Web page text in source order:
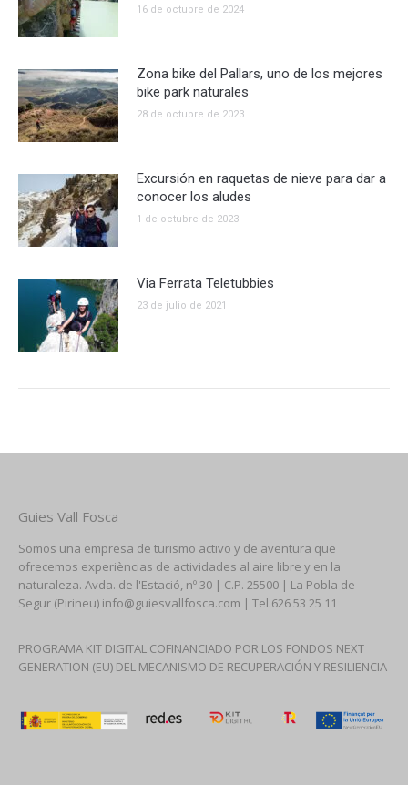
16 de octubre de 2024
Zona bike del Pallars, uno de los mejores
bike park naturales
28 de octubre de 2023
Excursión en raquetas de nieve para dar a
conocer los aludes
1 de octubre de 2023
Via Ferrata Teletubbies
23 de julio de 2021
Guies Vall Fosca
Somos una empresa de turismo activo y de aventura que
ofrecemos experièncias de actividades al aire libre y en la
naturaleza. Avda. de l'Estació, nº 30 | C.P. 25500 | La Pobla de
Segur (Pirineu) info@guiesvallfosca.com | Tel.626 53 25 11
PROGRAMA KIT DIGITAL COFINANCIADO POR LOS FONDOS NEXT
GENERATION (EU) DEL MECANISMO DE RECUPERACIÓN Y RESILIENCIA